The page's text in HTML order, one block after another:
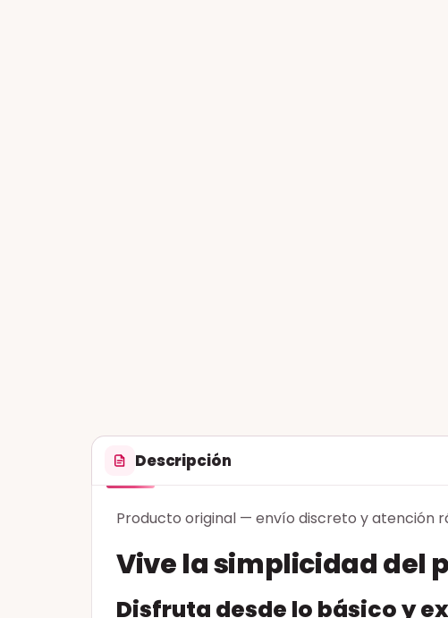
Descripción
Producto original — envío discreto y atención
Vive la simplicidad del
Disfruta desde lo básico y